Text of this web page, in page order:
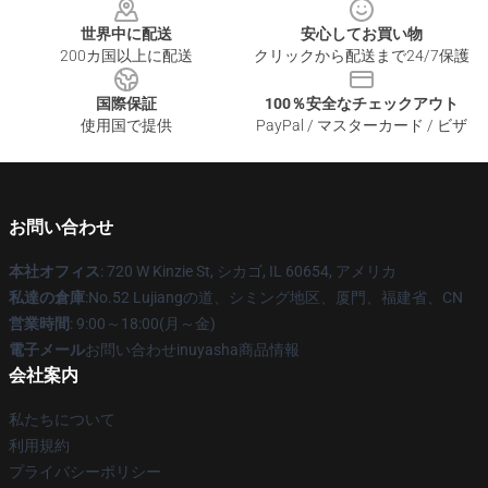
世界中に配送
200カ国以上に配送
安心してお買い物
クリックから配送まで24/7保護
国際保証
使用国で提供
100％安全なチェックアウト
PayPal / マスターカード / ビザ
お問い合わせ
本社オフィス: 720 W Kinzie St, シカゴ, IL 60654, アメリカ
私達の倉庫:No.52 Lujiangの道、シミング地区、厦門、福建省、CN
営業時間: 9:00～18:00(月～金)
電子メールお問い合わせinuyasha商品情報
会社案内
私たちについて
利用規約
プライバシーポリシー